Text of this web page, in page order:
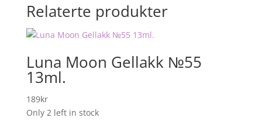
Relaterte produkter
Luna Moon Gellakk №55
13ml.
189kr
Only 2 left in stock